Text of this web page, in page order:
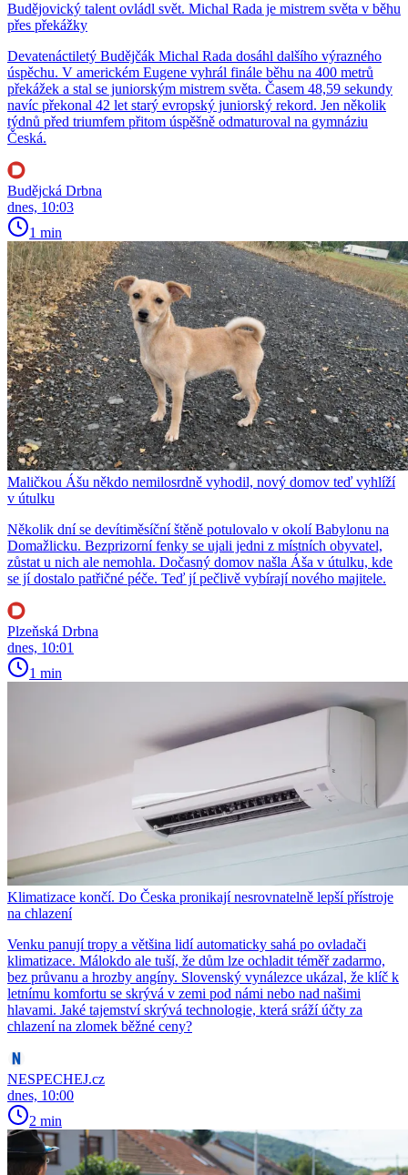
Budějovický talent ovládl svět. Michal Rada je mistrem světa v běhu
přes překážky
Devatenáctiletý Budějčák Michal Rada dosáhl dalšího výrazného
úspěchu. V americkém Eugene vyhrál finále běhu na 400 metrů
překážek a stal se juniorským mistrem světa. Časem 48,59 sekundy
navíc překonal 42 let starý evropský juniorský rekord. Jen několik
týdnů před triumfem přitom úspěšně odmaturoval na gymnáziu
Česká.
Budějcká Drbna
dnes, 10:03
1 min
Maličkou Ášu někdo nemilosrdně vyhodil, nový domov teď vyhlíží
v útulku
Několik dní se devítiměsíční štěně potulovalo v okolí Babylonu na
Domažlicku. Bezprizorní fenky se ujali jedni z místních obyvatel,
zůstat u nich ale nemohla. Dočasný domov našla Áša v útulku, kde
se jí dostalo patřičné péče. Teď jí pečlivě vybírají nového majitele.
Plzeňská Drbna
dnes, 10:01
1 min
Klimatizace končí. Do Česka pronikají nesrovnatelně lepší přístroje
na chlazení
Venku panují tropy a většina lidí automaticky sahá po ovladači
klimatizace. Málokdo ale tuší, že dům lze ochladit téměř zadarmo,
bez průvanu a hrozby angíny. Slovenský vynálezce ukázal, že klíč k
letnímu komfortu se skrývá v zemi pod námi nebo nad našimi
hlavami. Jaké tajemství skrývá technologie, která sráží účty za
chlazení na zlomek běžné ceny?
NESPECHEJ.cz
dnes, 10:00
2 min